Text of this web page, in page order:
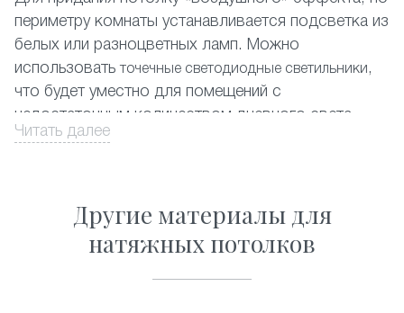
периметру комнаты устанавливается подсветка из
белых или разноцветных ламп. Можно
использоватьточечные светодиодные светильники ,
что будет уместно для помещений с
недостаточным количеством дневного света.
Оформите заказ на сайте со скидкой, и мы в
кратчайшие сроки обустроим вашу квартиру в
Читать далее
Другие материалы для
натяжных потолков